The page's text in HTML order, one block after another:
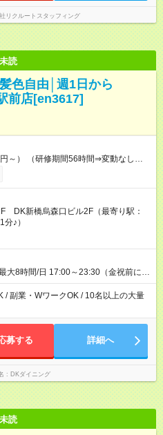
リクルートスタッフィング
未読
色自由│週1日から
前店[en3617]
～） （研修期間56時間⇒変動なし） ■
■友人紹介制度あり⇒1人紹介につき最
【試用期間】試用期間なし
DK新橋烏森口ビル2F（最寄り駅：
♪）
大8時間/日 17:00～23:30（金祝前に関
時間から1日3時間～OK ★週1日～
歳以上(法令による) ■自由シフト制
/ 副業・WワークOK / 10名以上の大量
募する 詳細へ
DKダイニング
未読